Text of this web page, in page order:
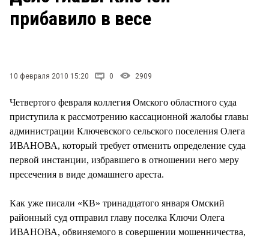
ЗАКОН
НОВОСТИ КОМПАНИЙ
СТИЛЬ ЖИЗНИ
прибавило в весе
10 февраля 2010 15:20 0 2909
Четвертого февраля коллегия Омского областного суда
приступила к рассмотрению кассационной жалобы главы
администрации Ключевского сельского поселения Олега
ИВАНОВА, который требует отменить определение суда
первой инстанции, избравшего в отношении него меру
пресечения в виде домашнего ареста.
Как уже писали «КВ» тринадцатого января Омский
районный суд отправил главу поселка Ключи Олега
ИВАНОВА, обвиняемого в совершении мошенничества,